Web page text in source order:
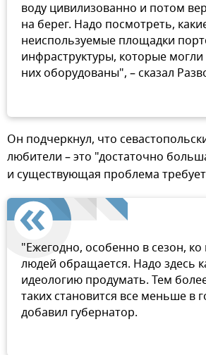
воду цивилизованно и потом
на берег. Надо посмотреть,
неиспользуемые площадки
инфраструктуры, которые
них оборудованы", – сказал
Он подчеркнул, что
любители – это "достаточно
и существующая проблема
"Ежегодно, особенно в сезон,
людей обращается. Надо здесь
идеологию продумать. Тем
таких становится все меньше в
добавил губернатор.